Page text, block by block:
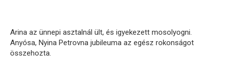
Arina az ünnepi asztalnál ült, és igyekezett mosolyogni.
Anyósa, Nyina Petrovna jubileuma az egész rokonságot
összehozta.